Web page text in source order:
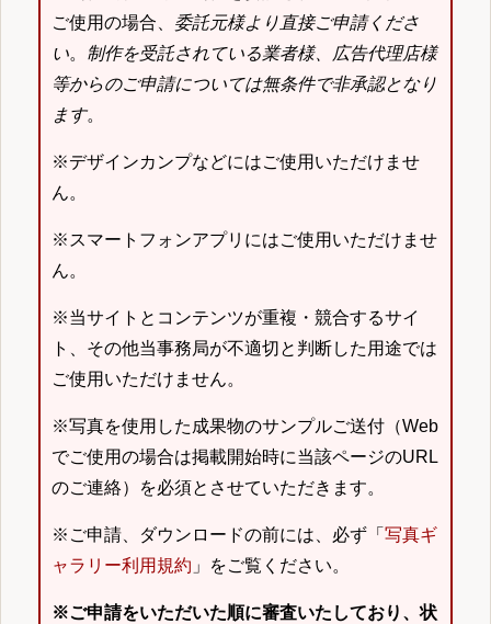
ご使用の場合、 委託元様より直接ご申請くださ
い。 制作を受託されている業者様、広告代理店様
等からのご申請については無条件で非承認となり
ます。
※デザインカンプなどにはご使用いただけませ
ん。
※スマートフォンアプリにはご使用いただけませ
ん。
※当サイトとコンテンツが重複・競合するサイ
ト、その他当事務局が不適切と判断した用途では
ご使用いただけません。
※写真を使用した成果物のサンプルご送付（Web
でご使用の場合は掲載開始時に当該ページのURL
のご連絡）を必須とさせていただきます。
※ご申請、ダウンロードの前には、必ず「 写真ギ
ャラリー利用規約 」をご覧ください。
※ご申請をいただいた順に審査いたしており、状